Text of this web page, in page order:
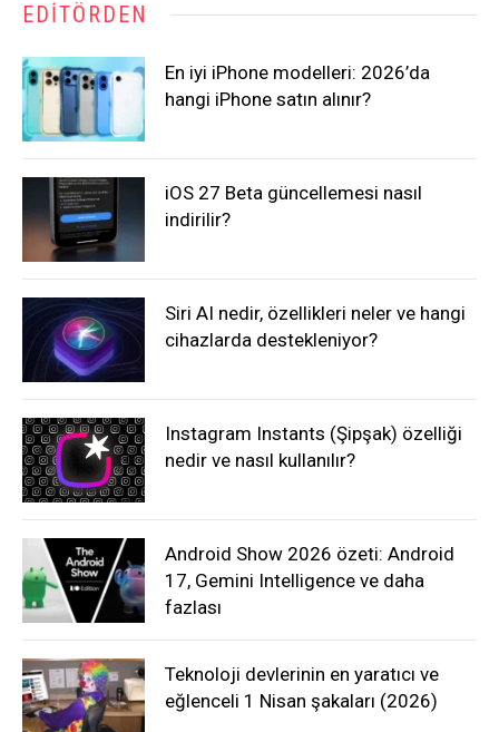
EDITÖRDEN
En iyi iPhone modelleri: 2026’da
hangi iPhone satın alınır?
iOS 27 Beta güncellemesi nasıl
indirilir?
Siri AI nedir, özellikleri neler ve hangi
cihazlarda destekleniyor?
Instagram Instants (Şipşak) özelliği
nedir ve nasıl kullanılır?
Android Show 2026 özeti: Android
17, Gemini Intelligence ve daha
fazlası
Teknoloji devlerinin en yaratıcı ve
eğlenceli 1 Nisan şakaları (2026)